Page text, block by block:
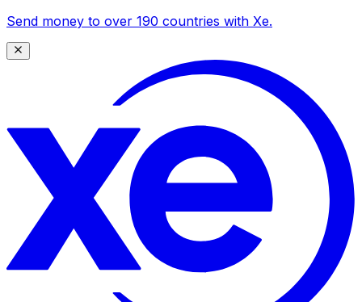
Send money to over 190 countries with Xe.